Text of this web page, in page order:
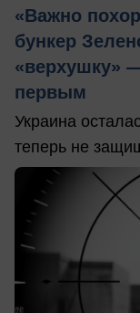
«Важно
бункер
«верхушку»
первым
Украина
теперь не